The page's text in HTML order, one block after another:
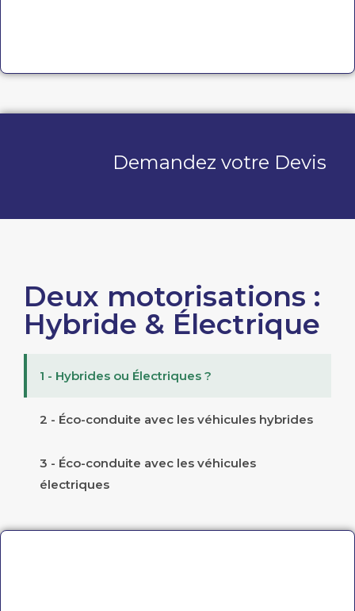
Demandez votre Devis
Deux motorisations :
Hybride & Électrique
1 - Hybrides ou Électriques ?
2 - Éco-conduite avec les véhicules hybrides
3 - Éco-conduite avec les véhicules
électriques